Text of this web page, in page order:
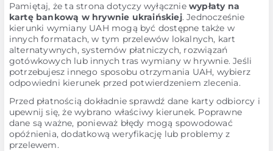
Pamiętaj, że ta strona dotyczy wyłącznie wypłaty na
kartę bankową w hrywnie ukraińskiej. Jednocześnie
kierunki wymiany UAH mogą być dostępne także w
innych formatach, w tym przelewów lokalnych, kart
alternatywnych, systemów płatniczych, rozwiązań
gotówkowych lub innych tras wymiany w hrywnie. Jeśli
potrzebujesz innego sposobu otrzymania UAH, wybierz
odpowiedni kierunek przed potwierdzeniem zlecenia.
Przed płatnością dokładnie sprawdź dane karty odbiorcy i
upewnij się, że wybrano właściwy kierunek. Poprawne
dane są ważne, ponieważ błędy mogą spowodować
opóźnienia, dodatkową weryfikację lub problemy z
przelewem.